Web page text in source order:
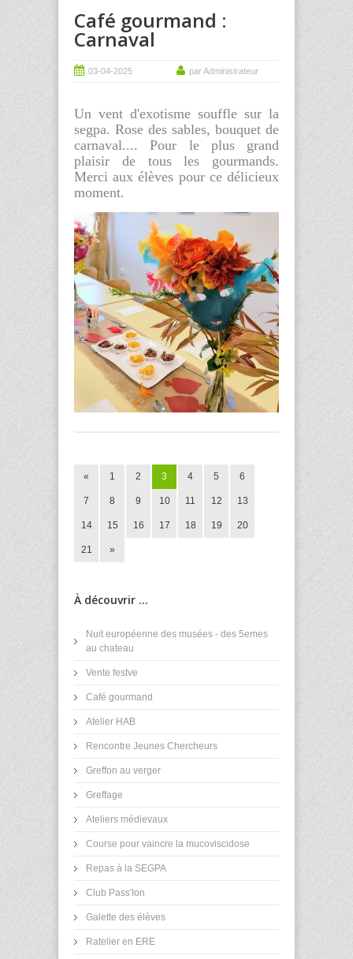
Café gourmand :
Carnaval
03-04-2025 par Administrateur
Un vent d'exotisme souffle sur la
segpa. Rose des sables, bouquet de
carnaval.... Pour le plus grand
plaisir de tous les gourmands.
Merci aux élèves pour ce délicieux
moment.
« 1 2 3 4 5 6
7 8 9 10 11 12 13
14 15 16 17 18 19 20
21 »
À découvrir ...
Nuit européenne des musées - des 5emes
au chateau
Vente festve
Café gourmand
Atelier HAB
Rencontre Jeunes Chercheurs
Greffon au verger
Greffage
Ateliers médievaux
Course pour vaincre la mucoviscidose
Repas à la SEGPA
Club Pass'Ion
Galette des élèves
Ratelier en ERE